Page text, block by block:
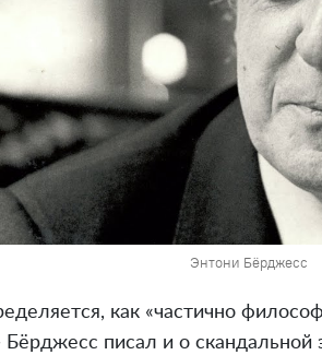
Энтони Бёрджесс
как «частично
писал и о скандальной